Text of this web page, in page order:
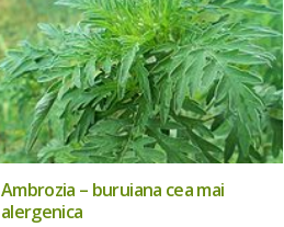
Ambrozia – buruiana cea mai
alergenica